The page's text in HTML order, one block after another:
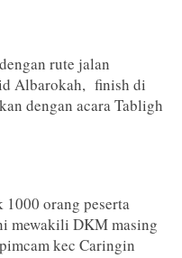
rute jalan
Albarokah, finish di
dengan acara Tabligh
orang peserta
mewakili DKM masing
kec Caringin